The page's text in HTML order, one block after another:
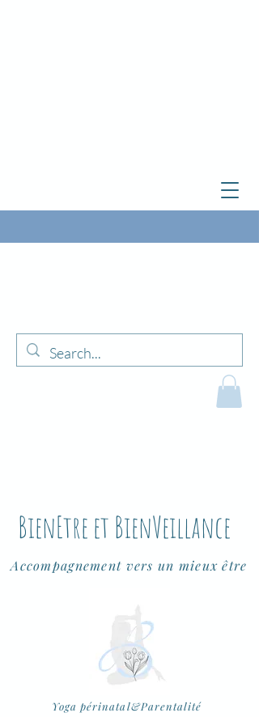
BienEtre etBienVeillance
Accompagnement vers un mieux être
Yoga périnatal&Parentalité